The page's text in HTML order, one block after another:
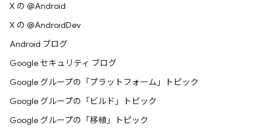
X の @Android
X の @AndroidDev
Android ブログ
Google セキュリティ ブログ
Google グループの「プラットフォーム」トピック
Google グループの「ビルド」トピック
Google グループの「移植」トピック